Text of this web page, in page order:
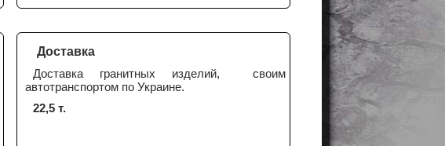
Доставка
Доставка гранитных изделий, своим
автотранспортом по Украине.
22,5 т.